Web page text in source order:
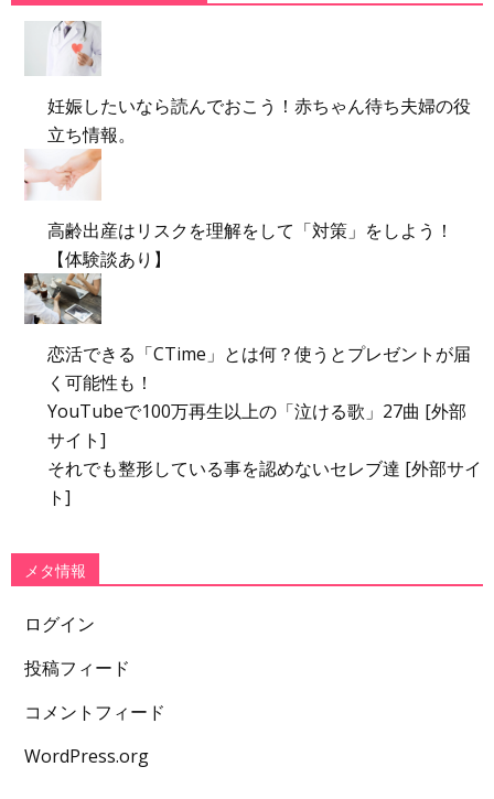
妊娠したいなら読んでおこう！赤ちゃん待ち夫婦の役
立ち情報。
高齢出産はリスクを理解をして「対策」をしよう！
【体験談あり】
恋活できる「CTime」とは何？使うとプレゼントが届
く可能性も！
YouTubeで100万再生以上の「泣ける歌」27曲 [外部
サイト]
それでも整形している事を認めないセレブ達 [外部サイ
ト]
メタ情報
ログイン
投稿フィード
コメントフィード
WordPress.org